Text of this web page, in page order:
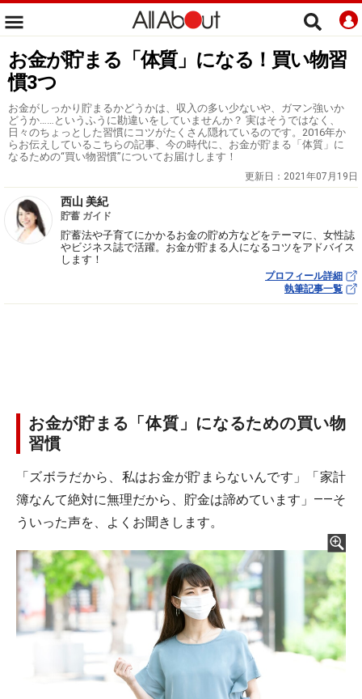
お金が貯まる「体質」になる！買い物習
慣3つ
お金がしっかり貯まるかどうかは、収入の多い少ないや、ガマン強いか
どうか……というふうに勘違いをしていませんか？ 実はそうではなく、
日々のちょっとした習慣にコツがたくさん隠れているのです。2016年か
らお伝えしているこちらの記事、今の時代に、お金が貯まる「体質」に
なるための“買い物習慣”についてお届けします！
更新日： 2021年07月19日
西山 美紀
貯蓄 ガイド
貯蓄法や子育てにかかるお金の貯め方などをテーマに、女性誌
やビジネス誌で活躍。お金が貯まる人になるコツをアドバイス
します！
プロフィール詳細
執筆記事一覧
お金が貯まる「体質」になるための買い物
習慣
「ズボラだから、私はお金が貯まらないんです」「家計
簿なんて絶対に無理だから、貯金は諦めています」――そ
ういった声を、よくお聞きします。